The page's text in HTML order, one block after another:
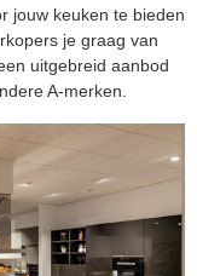
jouw keuken te bieden
je graag van
uitgebreid aanbod
A-merken.